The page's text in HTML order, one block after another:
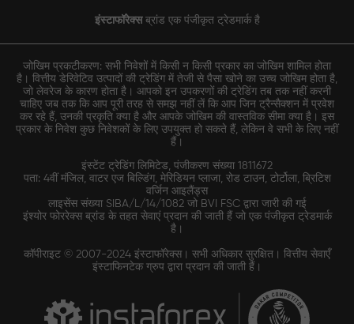
इंस्टाफॉरेक्सब्रांड एक पंजीकृत ट्रेडमार्क है
जोखिम प्रकटीकरण: सभी निवेशों में किसी न किसी प्रकार का जोखिम शामिल होता
है। वित्तीय डेरिवेटिव उत्पादों की ट्रेडिंग में तेजी से पैसा खोने का उच्च जोखिम होता है,
जो लेवरेज के कारण होता है। आपको इन उपकरणों की ट्रेडिंग तब तक नहीं करनी
चाहिए जब तक कि आप पूरी तरह से समझ नहीं लें कि आप जिन ट्रैन्सैक्शन में प्रवेश
कर रहे हैं, उनकी प्रकृति क्या है और आपके जोखिम की वास्तविक सीमा क्या है। इस
प्रकार के निवेश कुछ निवेशकों के लिए उपयुक्त हो सकते हैं, लेकिन वे सभी के लिए नहीं
हैं।
इंस्टेंट ट्रेडिंग लिमिटेड, पंजीकरण संख्या 1811672
पता: 4वीं मंजिल, वाटर एज बिल्डिंग, मेरिडियन प्लाजा, रोड टाउन, टोर्टोला, ब्रिटिश
वर्जिन आइलैंड्स
लाइसेंस संख्या SIBA/L/14/1082 जो BVI FSC द्वारा जारी की गई
इंश्योर फोररेक्स ब्रांड के तहत सेवाएं प्रदान की जाती हैं जो एक पंजीकृत ट्रेडमार्क
है।
कॉपीराइट © 2007-2024 इंस्टाफॉरेक्स। सभी अधिकार सुरक्षित। वित्तीय सेवाएँ
इंस्टाफिनटेक ग्रुप द्वारा प्रदान की जाती हैं।